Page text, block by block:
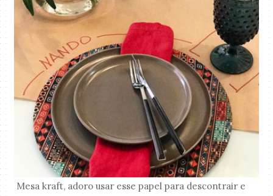
Mesa kraft, adoro usar esse papel para descontrair e